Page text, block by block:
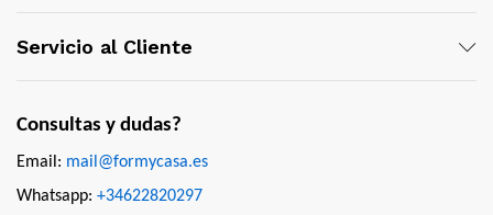
Servicio al Cliente
Consultas y dudas?
Email: mail@formycasa.es
Whatsapp: +34622820297